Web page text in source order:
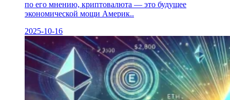
по его мнению, криптовалюта — это будущее
экономической мощи Америк..
2025-10-16